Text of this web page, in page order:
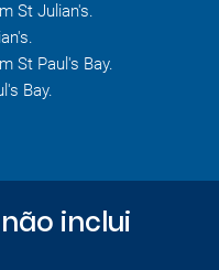
St Julian's.
St Paul's Bay.
Bay.
inclui